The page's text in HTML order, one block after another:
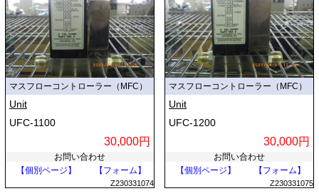
マスフローコントローラー（MFC）
Unit
UFC-1100
30,000円
お問い合わせ
【個別ページ】
【フォーム】
Z230331074
マスフローコントローラー（MFC）
Unit
UFC-1200
30,000円
お問い合わせ
【個別ページ】
【フォーム】
Z230331075